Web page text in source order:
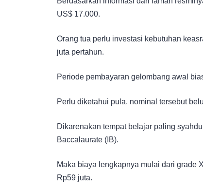
US$ 17.000.
Orang tua perlu investasi kebutuhan
juta pertahun.
Periode pembayaran gelombang awal
Perlu diketahui pula, nominal tersebut
Dikarenakan tempat belajar paling
Baccalaurate (IB).
Maka biaya lengkapnya mulai dari grade
Rp59 juta.